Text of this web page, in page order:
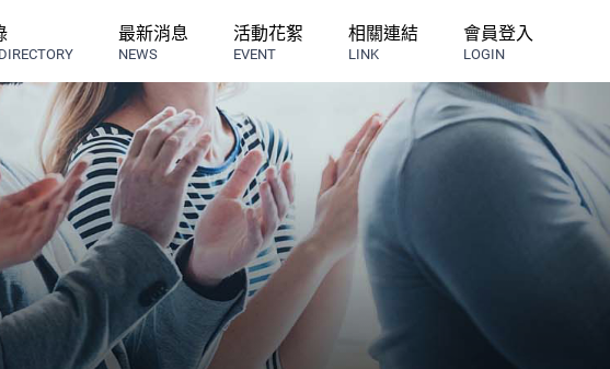
最新消息
NEWS
活動花絮
EVENT
相關連結
LINK
會員登入
LOGIN